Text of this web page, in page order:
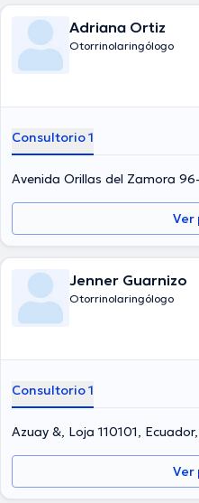
Adriana Ortiz
Otorrinolaringólogo
Consultorio 1
Avenida Orillas del Zamora
Ver
Jenner Guarnizo
Otorrinolaringólogo
Consultorio 1
Azuay &, Loja 110101,
Ver